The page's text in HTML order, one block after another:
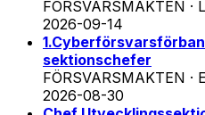
FÖRSVARSMAKTEN ·
2026-09-14
sektionschefer
FÖRSVARSMAKTEN ·
2026-08-30